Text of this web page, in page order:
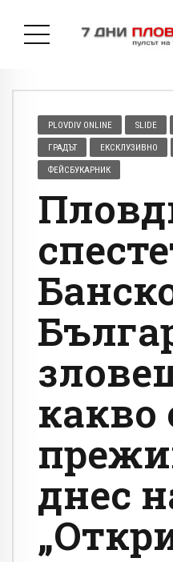
PLOVDIV ONLINE SLIDE
ГРАДЪТ ЕКСКЛУЗИВНО
ФЕЙСБУКАРНИК
какво
днес